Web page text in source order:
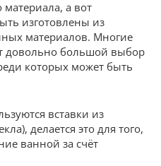
материала, а вот
изготовлены из
материалов. Многие
довольно большой выбор
которых может быть
вставки из
делается это для того,
ванной за счёт